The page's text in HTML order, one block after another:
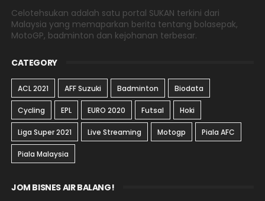
Celotehsukan adalah satu portal SUKAN terkini dari
Malaysia yang memaparkan berita tentang bolasepak,
MotoGP, badminton dan kejohanan terbesar.
CATEGORY
ACL 2021 AFF Suzuki Badminton Biodata
Cycling EPL EURO 2020 Futsal Hoki
Liga Super 2021 Live Streaming Motogp Piala AFC
Piala Malaysia
JOM BISNES AIR BALANG!